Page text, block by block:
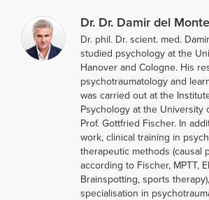
Dr. Dr. Damir del Monte
Dr. phil. Dr. scient. med.
studied psychology at the
Hanover and Cologne. His
psychotraumatology and
was carried out at the
Psychology at the University
Prof. Gottfried Fischer. In
work, clinical training in
therapeutic methods (causal
according to Fischer, MPTT,
Brainspotting, sports
specialisation in